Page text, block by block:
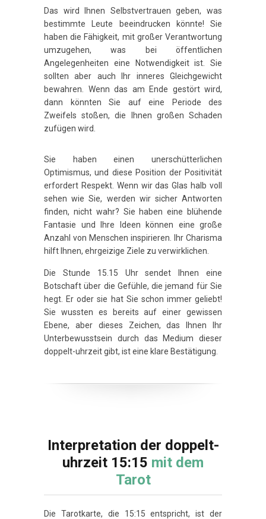
Das wird Ihnen Selbstvertrauen geben, was
bestimmte Leute beeindrucken könnte! Sie
haben die Fähigkeit, mit großer Verantwortung
umzugehen, was bei öffentlichen
Angelegenheiten eine Notwendigkeit ist. Sie
sollten aber auch Ihr inneres Gleichgewicht
bewahren. Wenn das am Ende gestört wird,
dann könnten Sie auf eine Periode des
Zweifels stoßen, die Ihnen großen Schaden
zufügen wird.
Sie haben einen unerschütterlichen
Optimismus, und diese Position der Positivität
erfordert Respekt. Wenn wir das Glas halb voll
sehen wie Sie, werden wir sicher Antworten
finden, nicht wahr? Sie haben eine blühende
Fantasie und Ihre Ideen können eine große
Anzahl von Menschen inspirieren. Ihr Charisma
hilft Ihnen, ehrgeizige Ziele zu verwirklichen.
Die Stunde 15.15 Uhr sendet Ihnen eine
Botschaft über die Gefühle, die jemand für Sie
hegt. Er oder sie hat Sie schon immer geliebt!
Sie wussten es bereits auf einer gewissen
Ebene, aber dieses Zeichen, das Ihnen Ihr
Unterbewusstsein durch das Medium dieser
doppelt-uhrzeit gibt, ist eine klare Bestätigung.
Interpretation der doppelt-
uhrzeit 15:15 mit dem
Tarot
Die Tarotkarte, die 15:15 entspricht, ist der